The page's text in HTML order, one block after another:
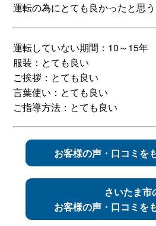
出張地域
スタッフ紹介
簡易補助ブレーキと
は
新着情報
運転の為にとても良かったと思う
運転していない期間：10～15年
服装：とても良い
ご挨拶：とても良い
言葉使い：とても良い
ご指導方法：とても良い
お客様の声・口コミを
さいたま市
お客様の声・口コミを